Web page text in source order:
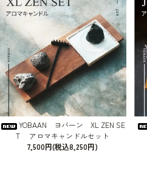
YOBAAN ヨバーン XL ZEN SE
T アロマキャンドルセット
7,500円(税込8,250円)